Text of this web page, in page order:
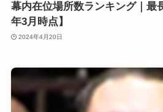
幕内在位場所数ランキング｜最
年3月時点】
2024年4月20日